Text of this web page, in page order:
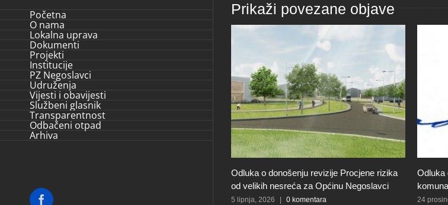
Početna
O nama
Lokalna uprava
Dokumenti
Projekti
Institucije
PZ Negoslavci
Udruženja
Vijesti i obavijesti
Službeni glasnik
Transparentnost
Odbačeni otpad
Arhiva
Facebook
Prikaži povezane objave
Odluka o donošenju revizije Procjene rizika
od velikih nesreća za Općinu Negoslavci
5 lipnja, 2026 0 komentara
Odluka
24